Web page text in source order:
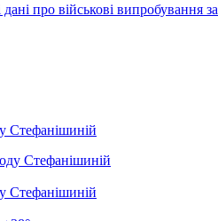
про військові випробування
Стефанішиній
Стефанішиній